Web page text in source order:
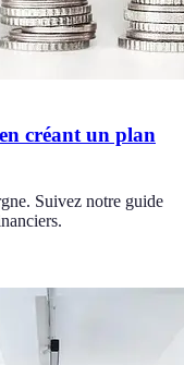
créant un plan
Suivez notre guide